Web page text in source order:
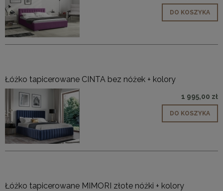
DO KOSZYKA
Łóżko tapicerowane CINTA bez nóżek + kolory
1 995,00 zł
DO KOSZYKA
Łóżko tapicerowane MIMORI złote nóżki + kolory